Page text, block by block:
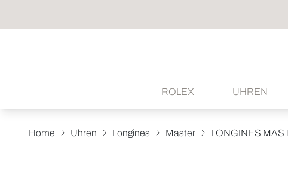
ROLEX UHREN
Home Uhren Longines Master LONGINES